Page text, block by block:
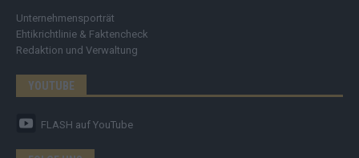
Unternehmensporträt
Ehtikrichtlinie & Faktencheck
Redaktion und Verwaltung
YOUTUBE
FLASH auf YouTube